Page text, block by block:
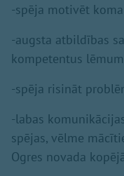
-spēja motivēt
-augsta atbildības
kompetentus
-spēja risināt
-labas
spējas, vēlme
Ogres novada